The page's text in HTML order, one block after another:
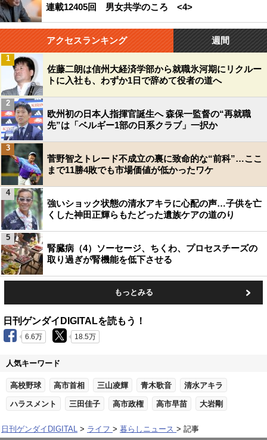
連載12405回 男女共学のころ <4>
アクセスランキング 週間
佐藤二朗は信州大経済学部から就職氷河期にリクルー
トに入社も、わずか1日で辞めて役者の道へ
1
欧州初の日本人指揮官誕生へ 森保一監督の“再就職
先”は「ベルギー1部の日系クラブ」一択か
2
菅野智之トレード不成立の裏に致命的な“前科”…ここ
まで11勝4敗でも市場価値が低かったワケ
3
強いショック状態の清水アキラに心配の声…子供を亡
くした神田正輝らもたどった遺族ケアの道のり
4
腎臓病（4）ソーセージ、ちくわ、プロセスチーズの
取り過ぎが腎機能を低下させる
5
もっとみる
日刊ゲンダイDIGITALを読もう！
6.6万 18.5万
人気キーワード
高校野球 高市首相 三山凌輝 青木歌音 清水アキラ
ハラスメント 三田佳子 高市政権 高市早苗 大岩剛
日刊ゲンダイDIGITAL ライフ 暮らしニュース 記事